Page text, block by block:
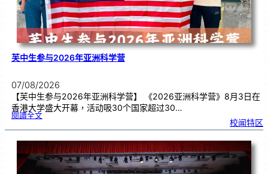
芙中生参与2026年亚洲科学营
07/08/2026
【芙中生参与2026年亚洲科学营】 《2026亚洲科学营》8月3日在
香港大学盛大开幕，活动吸30个国家超过30…
閱讀全文:芙
参
2
0
2
6
年
亚
洲
科
校闻特区